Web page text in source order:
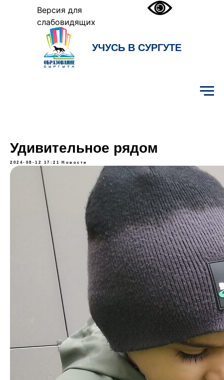
Версия для
слабовидящих
УЧУСЬ В СУРГУТЕ
Удивительное рядом
2024-08-12 17:21 Новости